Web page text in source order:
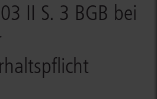
II S. 3 BGB bei